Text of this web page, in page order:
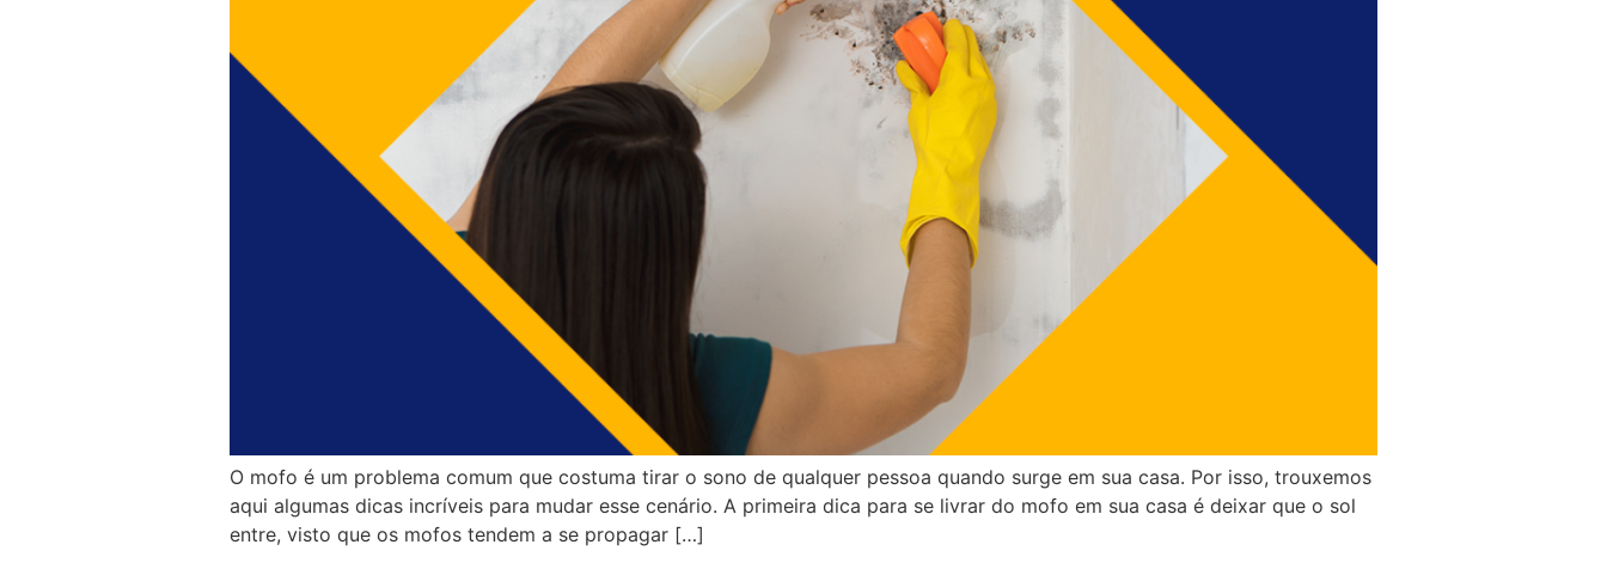
O mofo é um problema comum que costuma tirar o sono de qualquer pessoa quando surge em sua casa. Por isso, trouxemos
aqui algumas dicas incríveis para mudar esse cenário. A primeira dica para se livrar do mofo em sua casa é deixar que o sol
entre, visto que os mofos tendem a se propagar […]